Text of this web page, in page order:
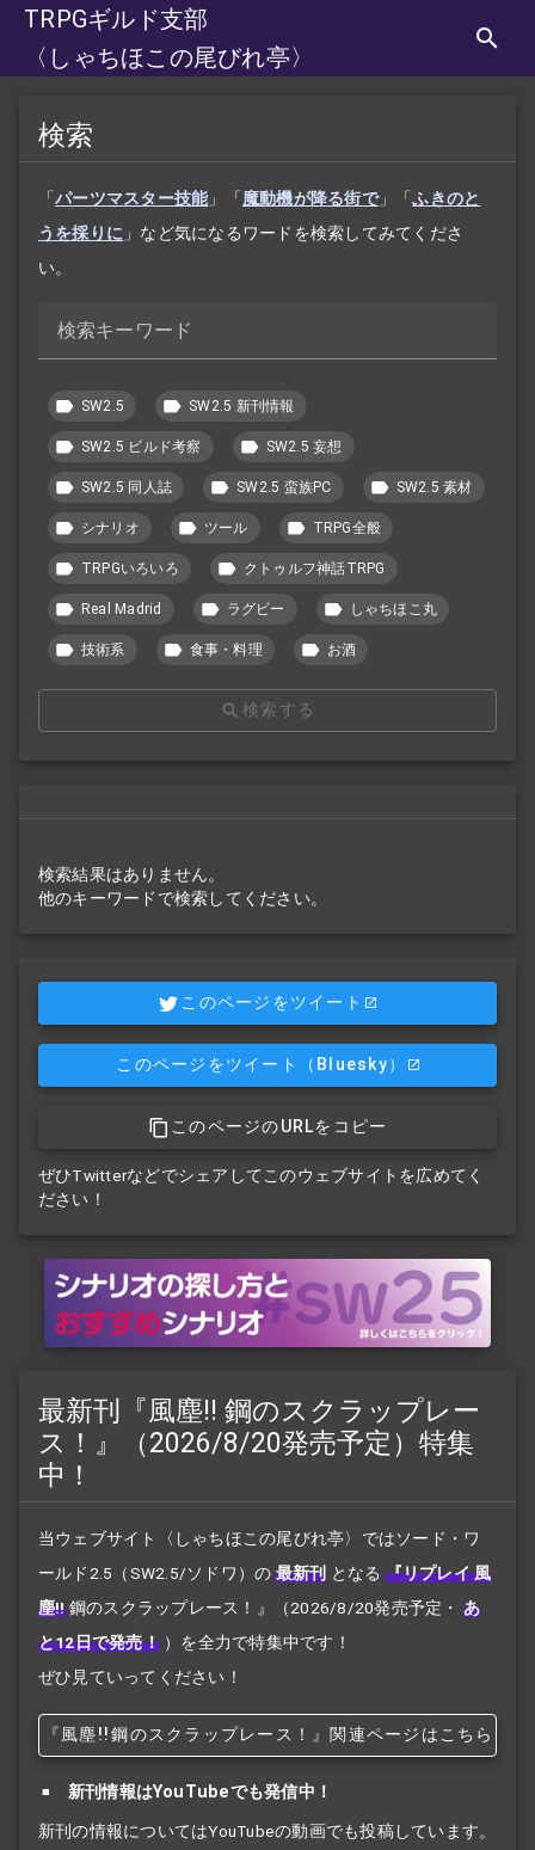
TRPGギルド支部
〈しゃちほこの尾びれ亭〉
検索
「パーツマスター技能」「 魔動機が降る街で」「ふきのと
うを採りに 」など気になるワードを検索してみてくださ
い。
検索キーワード
SW2.5 SW2.5 新刊情報
SW2.5 ビルド考察 SW2.5 妄想
SW2.5 同人誌 SW2.5 蛮族PC SW2.5 素材
シナリオ ツール TRPG全般
TRPGいろいろ クトゥルフ神話TRPG
Real Madrid ラグビー しゃちほこ丸
技術系 食事・料理 お酒
検索する
検索結果はありません。
他のキーワードで検索してください。
このページをツイート
このページをツイート （Bluesky）
このページのURLをコピー
ぜひTwitterなどでシェアしてこのウェブサイトを広めてく
ださい！
最新刊『風塵!! 鋼のスクラップレー
ス！』（2026/8/20発売予定）特集
中！
当ウェブサイト〈しゃちほこの尾びれ亭〉ではソード・ワ
ールド2.5（SW2.5/ソドワ）の 最新刊 となる 『リプレイ 風
塵!! 鋼のスクラップレース！』 （2026/8/20発売予定・ あ
と12日で発売！ ）を全力で特集中です！
ぜひ見ていってください！
『風塵!! 鋼のスクラップレース！』関連ページはこちら
新刊情報はYouTubeでも発信中！
新刊の情報についてはYouTubeの動画でも投稿しています。